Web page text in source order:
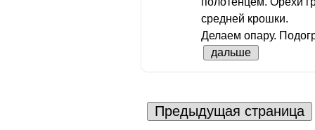
средней крошки.
Делаем опару.
дальше
Предыдущая страница